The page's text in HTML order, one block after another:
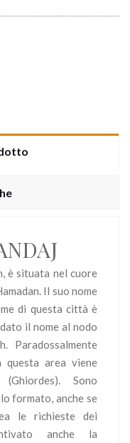
è situata nel cuore
Il suo nome
di questa città è
il nome al nodo
Paradossalmente
area viene
Sono
formato, anche se
le richieste dei
anche la